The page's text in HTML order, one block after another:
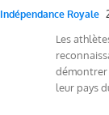
Indépendance Royale
Les
démontrer
leur pays